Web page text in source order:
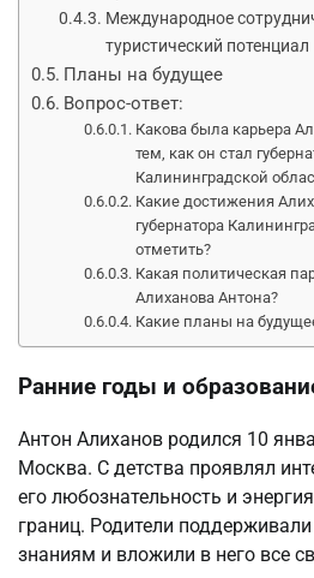
Международное
туристический потенциал
Планы на будущее
Вопрос-ответ:
Какова была карьера
тем, как он стал
Калининградской
Какие достижения
губернатора
отметить?
Какая политическая
Алиханова Антона?
Какие планы на
Ранние годы и
Антон Алиханов родился 10
Москва. С детства проявлял
его любознательность и
границ. Родители
знаниям и вложили в него все